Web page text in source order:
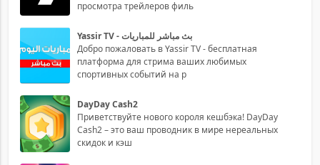
просмотра трейлеров филь
Yassir TV - بث مباشر للمباريات
Добро пожаловать в Yassir TV - бесплатная
платформа для стрима ваших любимых
спортивных событий на р
DayDay Cash2
Приветствуйте нового короля кешбэка! DayDay
Cash2 – это ваш проводник в мире нереальных
скидок и кэш